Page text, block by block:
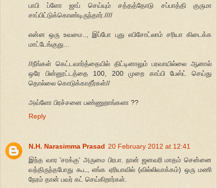
பாபி ப்ளோ ஜாப் செய்யும் சத்தத்தோடு சப்பாத்தி குருமா
சாப்பிட்டுக்கொண்டிருந்தார்.////
என்ன ஒரு உவமை.., இப்போ புது எபிசோட்லாம் சரியா கிடைக்க
மாட்டேங்குது...
//நீங்கள் கெட்டவார்த்தையில் திட்டினாலும் பரவாயில்லை ஆனால்
ஒரே பின்னூட்டத்தை 100, 200 முறை காப்பி பேஸ்ட் செய்து
தொல்லை கொடுக்காதீர்கள்//
அவ்ளோ பிரச்சனை பண்ணுறாங்களா ??
Reply
N.H. Narasimma Prasad 20 February 2012 at 12:41
இந்த வார 'சரக்கு' அருமை பிரபா. நான் ஜனவரி மாதம் சென்னை
வந்திருந்தபோது கூட, எங்க ஏரியாவில் (வில்லிவாக்கம்) ஒரு மணி
நேரம் தான் பவர் கட் செய்கிறார்கள்.